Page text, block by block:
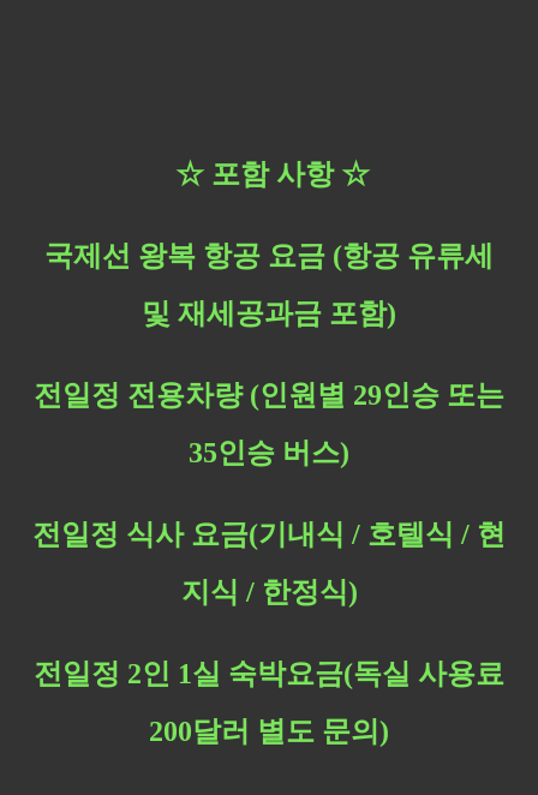
☆ ​ 포함 사항 ☆
국제선 왕복 항공 요금​ (항공 유류세
및 재세공과금 포함)
전일정 전용차량 (인원별 29인승 또는
35인승 버스)
전일정 식사 요금(기내식 / 호텔식 / 현
지식 / 한정식)
전일정 2인 1실 숙박요금(독실 사용료
200달러 별도 문의)